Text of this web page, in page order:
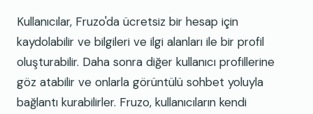
Kullanıcılar, Fruzo'da ücretsiz bir hesap için
kaydolabilir ve bilgileri ve ilgi alanları ile bir profil
oluşturabilir. Daha sonra diğer kullanıcı profillerine
göz atabilir ve onlarla görüntülü sohbet yoluyla
bağlantı kurabilirler. Fruzo, kullanıcıların kendi